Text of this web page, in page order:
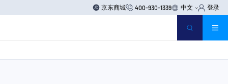
京东商城 400-930-1339 中文 登录